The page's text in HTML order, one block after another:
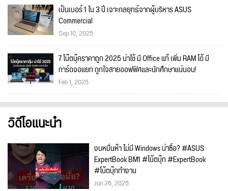
เป็นเบอร์ 1 ใน 3 ปี เจาะกลยุทธ์จากผู้บริหาร ASUS
Commercial
Sep 10, 2025
7 โน๊ตบุ๊คราคาถูก 2025 น่าใช้ มี Office แท้ เพิ่ม RAM ได้ มี
การ์ดจอแยก ถูกใจสายออฟฟิศและนักศึกษาแน่นอน!
Feb 1, 2025
วิดีโอแนะนำ
งบหมื่นห้า ไม่มี Windows น่าซื้อ? #ASUS
ExpertBook BM1 #โน้ตบุ๊ก #ExpertBook
#โน้ตบุ๊กทำงาน
Jun 26, 2025